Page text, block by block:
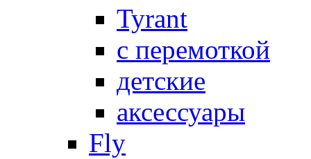
Tyrant
с перемоткой
детские
аксессуары
Fly